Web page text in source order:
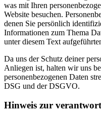
was mit Ihren
Website besuchen.
denen Sie persönlich
Informationen zum Thema
unter diesem Text
Da uns der Schutz deiner
Anliegen ist, halten wir uns
personenbezogenen Daten
DSG und der DSGVO.
Hinweis zur